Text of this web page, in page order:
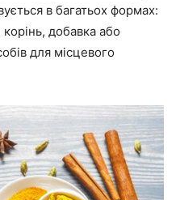
в багатьох формах:
добавка або
для місцевого